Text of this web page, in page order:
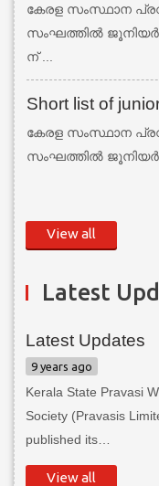
കേരള സംസ്ഥാന
സംഘത്തില്‍ ജൂനിയര്‍
ന് ...
Short list of
കേരള സംസ്ഥാന
സംഘത്തില്‍ ജൂനിയര്‍
View all
Latest
Latest Updates
9 years ago
Kerala State Pravasi
Society (Pravasis
published its…
View all